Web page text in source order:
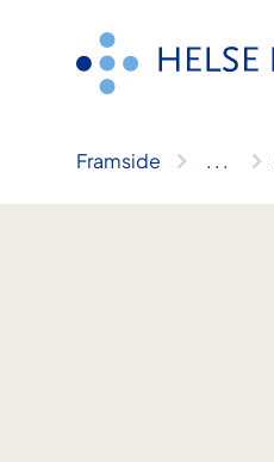
Framside .. .